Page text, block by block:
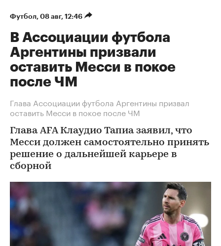
Футбол⁠, 08 авг, 12:46
В Ассоциации футбола
Аргентины призвали
оставить Месси в покое
после ЧМ
Глава Ассоциации футбола Аргентины призвал
оставить Месси в покое после ЧМ
Глава AFA Клаудио Тапиа заявил, что
Месси должен самостоятельно принять
решение о дальнейшей карьере в
сборной